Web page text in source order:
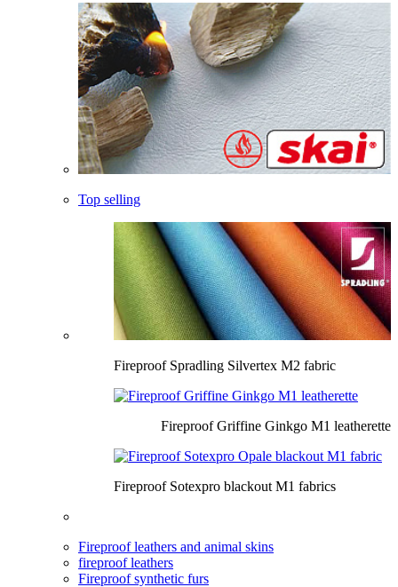
Top selling
Fireproof Spradling Silvertex M2 fabric
Fireproof Griffine Ginkgo M1 leatherette
Fireproof Sotexpro blackout M1 fabrics
Fireproof leathers and animal skins
fireproof leathers
Fireproof synthetic furs